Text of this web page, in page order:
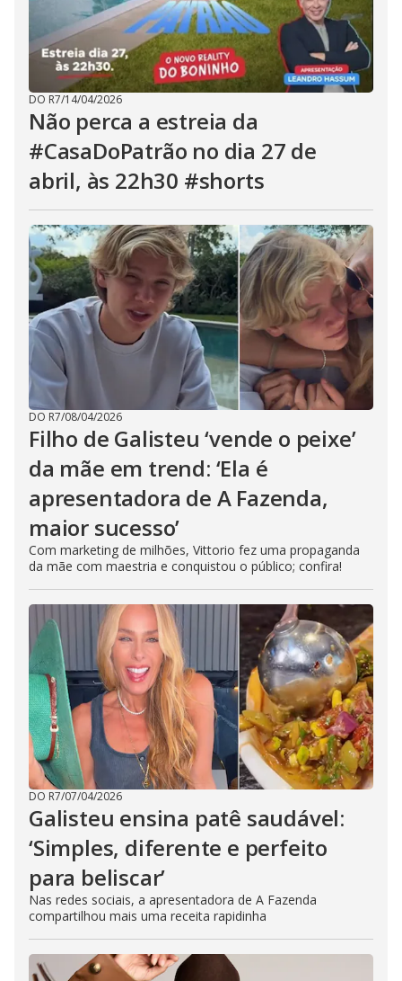
DO R7/14/04/2026
Não perca a estreia da
#CasaDoPatrão no dia 27 de
abril, às 22h30 #shorts
DO R7/08/04/2026
Filho de Galisteu ‘vende o peixe’
da mãe em trend: ‘Ela é
apresentadora de A Fazenda,
maior sucesso’
Com marketing de milhões, Vittorio fez uma propaganda
da mãe com maestria e conquistou o público; confira!
DO R7/07/04/2026
Galisteu ensina patê saudável:
‘Simples, diferente e perfeito
para beliscar’
Nas redes sociais, a apresentadora de A Fazenda
compartilhou mais uma receita rapidinha